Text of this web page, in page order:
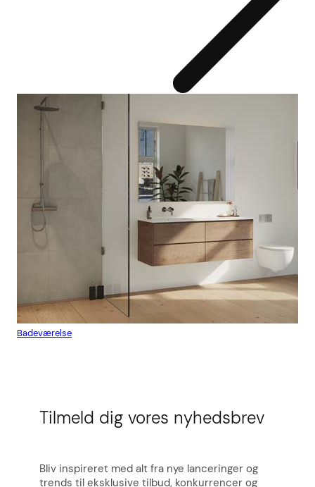
Badeværelse
Tilmeld dig vores nyhedsbrev
Bliv inspireret med alt fra nye lanceringer og
trends til eksklusive tilbud, konkurrencer og